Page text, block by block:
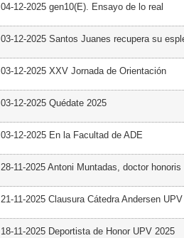
04-12-2025 gen10(E). Ensayo de lo real
03-12-2025 Santos Juanes recupera su
03-12-2025 XXV Jornada de Orientación
03-12-2025 Quédate 2025
03-12-2025 En la Facultad de ADE
28-11-2025 Antoni Muntadas, doctor
21-11-2025 Clausura Cátedra Andersen UPV
18-11-2025 Deportista de Honor UPV 2025